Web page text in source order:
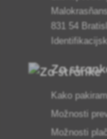
831 54
Za
Kako
Možnosti
Možnosti